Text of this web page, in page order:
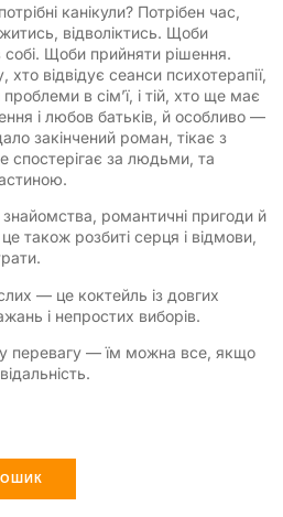
канікули? Потрібен час,
відволіктись. Щоби
собі. Щоби прийняти рішення.
хто відвідує сеанси психотерапії,
в сім’ї, і тій, хто ще має
і любов батьків, й особливо —
закінчений роман, тікає з
спостерігає за людьми, та
знайомства, романтичні пригоди й
це також розбиті серця і відмови,
— це коктейль із довгих
і непростих виборів.
перевагу — їм можна все, якщо